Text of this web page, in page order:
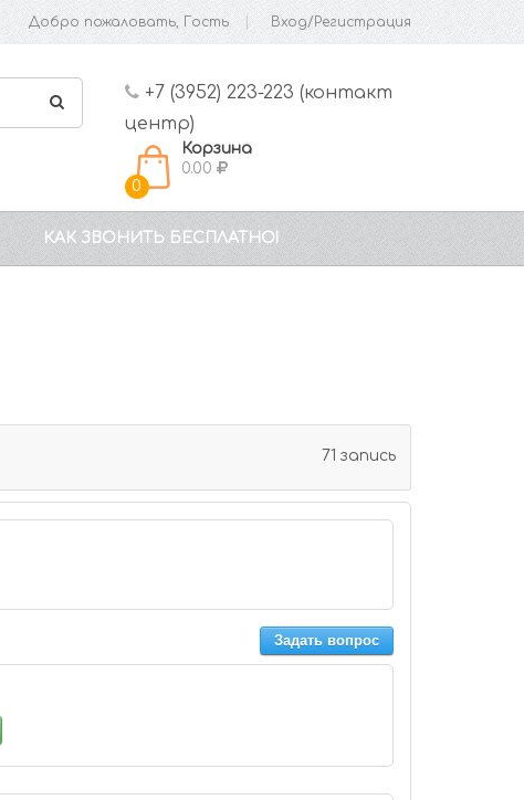
Добро пожаловать, Гость Вход/Регистрация
+7 (3952) 223-223 (контакт
центр)
0
Корзина
0.00
КАК ЗВОНИТЬ БЕСПЛАТНО!
71 запись
Задать вопрос